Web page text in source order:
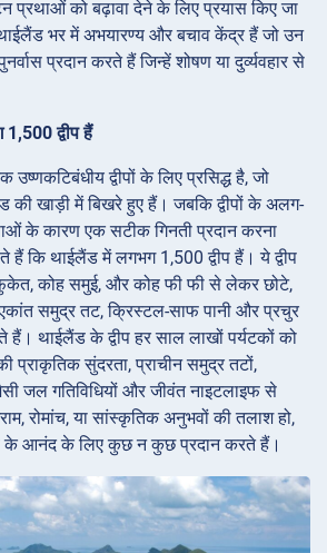
प्रथाओं को बढ़ावा देने के लिए प्रयास किए जा
भर में अभयारण्य और बचाव केंद्र हैं जो उन
प्रदान करते हैं जिन्हें शोषण या दुर्व्यवहार से
द्वीप हैं
द्वीपों के लिए प्रसिद्ध है, जो
खाड़ी में बिखरे हुए हैं। जबकि द्वीपों के अलग-
के कारण एक सटीक गिनती प्रदान करना
हैं कि थाईलैंड में लगभग 1,500 द्वीप हैं। ये द्वीप
कोह समुई, और कोह फी फी से लेकर छोटे,
समुद्र तट, क्रिस्टल-साफ पानी और प्रचुर
हैं। थाईलैंड के द्वीप हर साल लाखों पर्यटकों को
प्राकृतिक सुंदरता, प्राचीन समुद्र तटों,
जल गतिविधियों और जीवंत नाइटलाइफ से
रोमांच, या सांस्कृतिक अनुभवों की तलाश हो,
के आनंद के लिए कुछ न कुछ प्रदान करते हैं।